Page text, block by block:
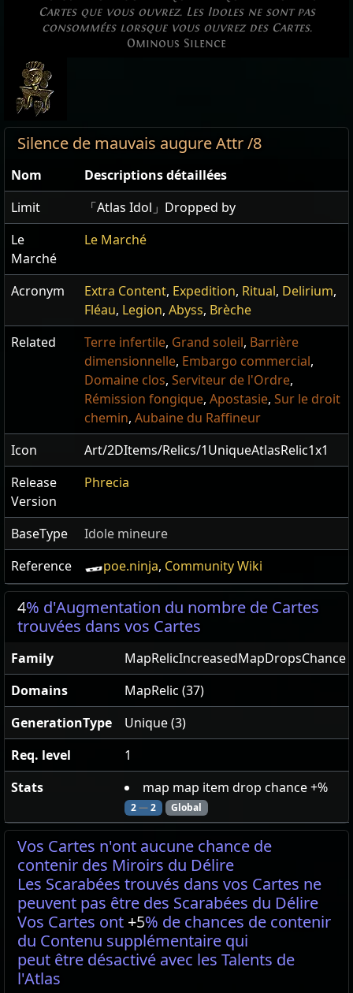
Cartes que vous ouvrez. Les Idoles ne sont pas
consommées lorsque vous ouvrez des Cartes.
Ominous Silence
Silence de mauvais augure Attr /8
Nom
Descriptions détaillées
Limit
「Atlas Idol」Dropped by
Le
Marché
Le Marché
Acronym Extra Content, Expedition, Ritual, Delirium,
Fléau, Legion, Abyss, Brèche
Related
Terre infertile, Grand soleil, Barrière
dimensionnelle, Embargo commercial,
Domaine clos, Serviteur de l'Ordre,
Rémission fongique, Apostasie, Sur le droit
chemin, Aubaine du Raffineur
Icon
Art/2DItems/Relics/1UniqueAtlasRelic1x1
Release
Version
Phrecia
BaseType
Idole mineure
Reference
poe.ninja, Community Wiki
4% d'Augmentation du nombre de Cartes
trouvées dans vos Cartes
Family
MapRelicIncreasedMapDropsChance
Domains
MapRelic (37)
GenerationType
Unique (3)
Req. level
1
Stats
map map item drop chance +%
2—2 Global
Vos Cartes n'ont aucune chance de
contenir des Miroirs du Délire
Les Scarabées trouvés dans vos Cartes ne
peuvent pas être des Scarabées du Délire
Vos Cartes ont +5% de chances de contenir
du Contenu supplémentaire qui
peut être désactivé avec les Talents de
l'Atlas